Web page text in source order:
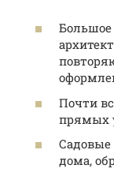
Большое
Почти
прямых
Садовые
дома,